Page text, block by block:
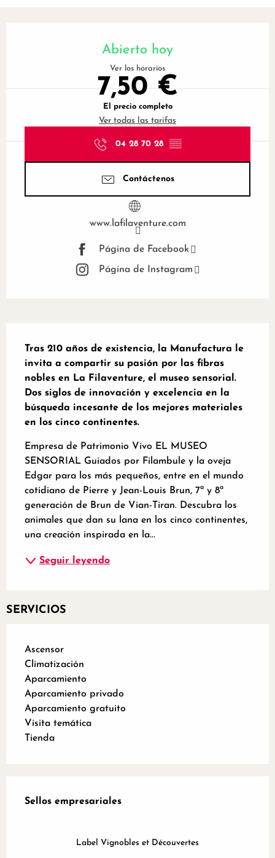
Abierto hoy
Ver los horarios
7,50 €
El precio completo
Ver todas las tarifas
04 28 70 28 ▒▒
Contáctenos
www.lafilaventure.com
Página de Facebook
Página de Instagram
Tras 210 años de existencia, la Manufactura le
invita a compartir su pasión por las fibras
nobles en La Filaventure, el museo sensorial.
Dos siglos de innovación y excelencia en la
búsqueda incesante de los mejores materiales
en los cinco continentes.
Empresa de Patrimonio Vivo EL MUSEO
SENSORIAL Guiados por Filambule y la oveja
Edgar para los más pequeños, entre en el mundo
cotidiano de Pierre y Jean-Louis Brun, 7ª y 8ª
generación de Brun de Vian-Tiran. Descubra los
animales que dan su lana en los cinco continentes,
una creación inspirada en la...
Seguir leyendo
SERVICIOS
Ascensor
Climatización
Aparcamiento
Aparcamiento privado
Aparcamiento gratuito
Visita temática
Tienda
Sellos empresariales
Sellos empresariales
Label Vignobles et Découvertes